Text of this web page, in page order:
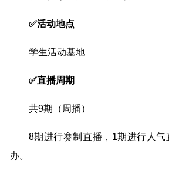
✅活动地点
学生活动基地
✅直播周期
共9期（周播）
8期进行赛制直播，1期进行人
办。